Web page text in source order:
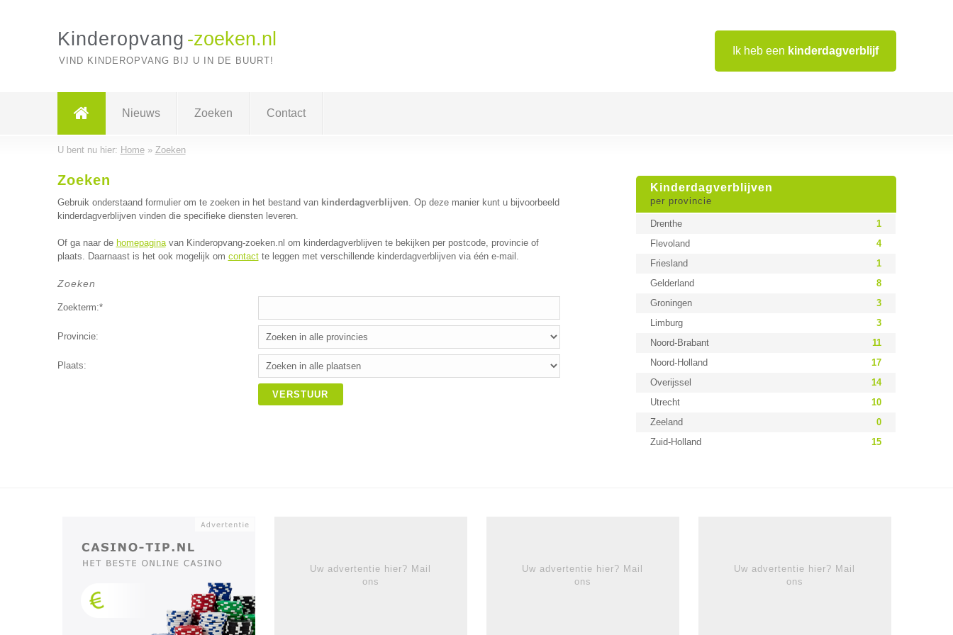
Ik heb een kinderdagverblijf
Kinderopvang -zoeken.nl
VIND KINDEROPVANG BIJ U IN DE BUURT!
Nieuws Zoeken Contact
U bent nu hier: Home» Zoeken
Kinderdagverblijven
per provincie
Drenthe
1
Flevoland
4
Friesland
1
Gelderland
8
Groningen
3
Limburg
3
Noord-Brabant
11
Noord-Holland
17
Overijssel
14
Utrecht
10
Zeeland
0
Zuid-Holland
15
Zoeken
Gebruik onderstaand formulier om te zoeken in het bestand van kinderdagverblijven. Op deze manier kunt u bijvoorbeeld
kinderdagverblijven vinden die specifieke diensten leveren.
Of ga naar de homepaginavan Kinderopvang-zoeken.nl om kinderdagverblijven te bekijken per postcode, provincie of
plaats. Daarnaast is het ook mogelijk om contactte leggen met verschillende kinderdagverblijven via één e-mail.
Zoeken
Zoekterm:*
Provincie:
Plaats:
VERSTUUR
Uw advertentie hier? Mail
ons
Uw advertentie hier? Mail
ons
Uw advertentie hier? Mail
ons